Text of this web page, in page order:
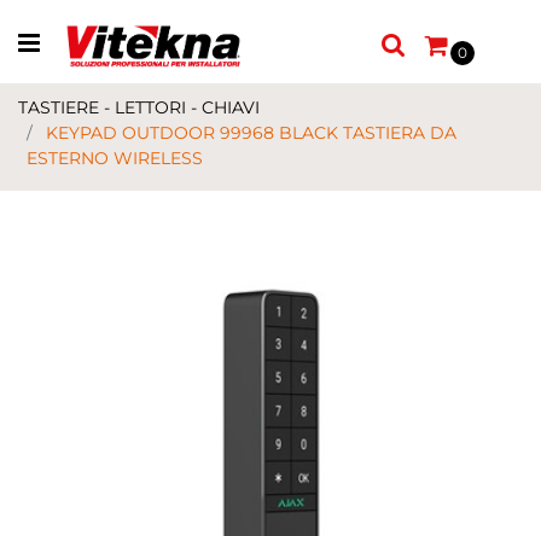
Open menu
0
TASTIERE - LETTORI - CHIAVI
KEYPAD OUTDOOR 99968 BLACK TASTIERA DA
ESTERNO WIRELESS